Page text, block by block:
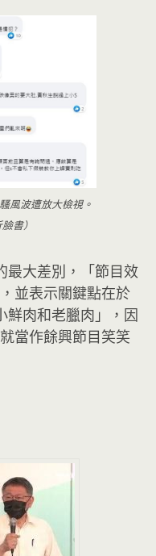
風波遭放大檢視。
書）
最大差別，「節目效
並表示關鍵點在於
鮮肉和老臘肉」，因
當作餘興節目笑笑